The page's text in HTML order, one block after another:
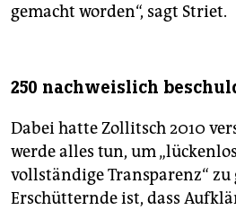
gemacht worden“, sagt Striet.
250 nachweislich
Dabei hatte Zollitsch 2010
werde alles tun, um
vollständige Transparenz“ zu
Erschütternde ist, dass